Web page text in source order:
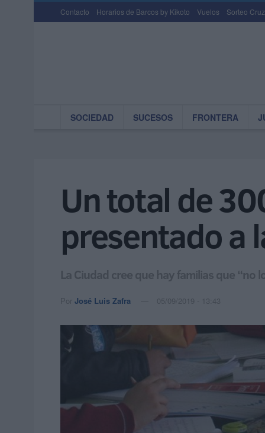
Contacto Horarios de Barcos by Kikoto Vuelos Sorteo
SOCIEDAD SUCESOS FRONTERA
Un total de
presentado a
La Ciudad cree que hay familias que “no
Por José Luis Zafra 05/09/2019 - 13:43